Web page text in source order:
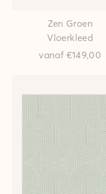
Zen Groen
Vloerkleed
vanaf €149,00